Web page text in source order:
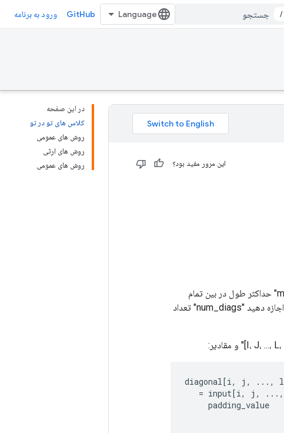
/
GitHub ورود به برنامه
در این صفحه
کلاس های تو در تو
روش های عمومی
روش های ارثی
روش های عمومی
این مرور مفید بود؟
فرض کنید «ورودی» دارای ابعاد «r» است «[I، J، ...، L، M، N]». اجازه دهید "max_diag_len" حداکثر طول در بین تمام
قطرهای استخراج شود، "max_diag_len = min(M + min(k[1], 0)، N + min(-k[0], 0))" اجازه دهید "num_diags" تعداد
diagonal[i, j , ..., l
= input[i, j , ...,
padding_value